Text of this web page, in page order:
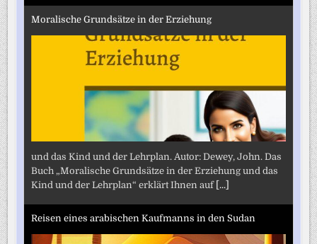
Moralische Grundsätze in der Erziehung
und das Kind und der Lehrplan. Autor: Dewey, John. Das
Buch „Moralische Grundsätze in der Erziehung und das
Kind und der Lehrplan“ erklärt Ihnen auf [...]
Reisen eines arabischen Kaufmanns in den Sudan